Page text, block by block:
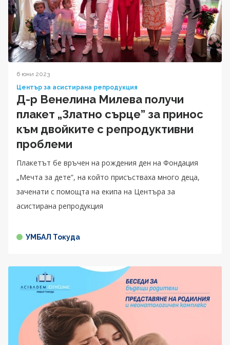
6 юни 2023
Център за асистирана репродукция
Д-р Венелина Милева получи
плакет „Златно сърце” за принос
към двойките с репродуктивни
проблеми
Плакетът бе връчен на рождения ден на Фондация
„Мечта за дете”, на който присъстваха много деца,
заченати с помощта на екипа на Центъра за
асистирана репродукция
УМБАЛ Токуда